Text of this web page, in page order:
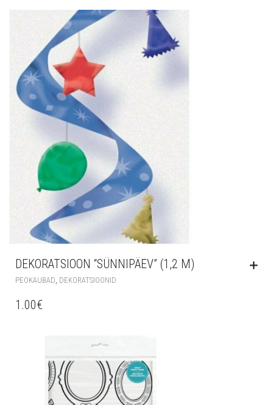
DEKORATSIOON “SÜNNIPÄEV” (1,2 M)
PEOKAUBAD DEKORATSIOONID
1.00€